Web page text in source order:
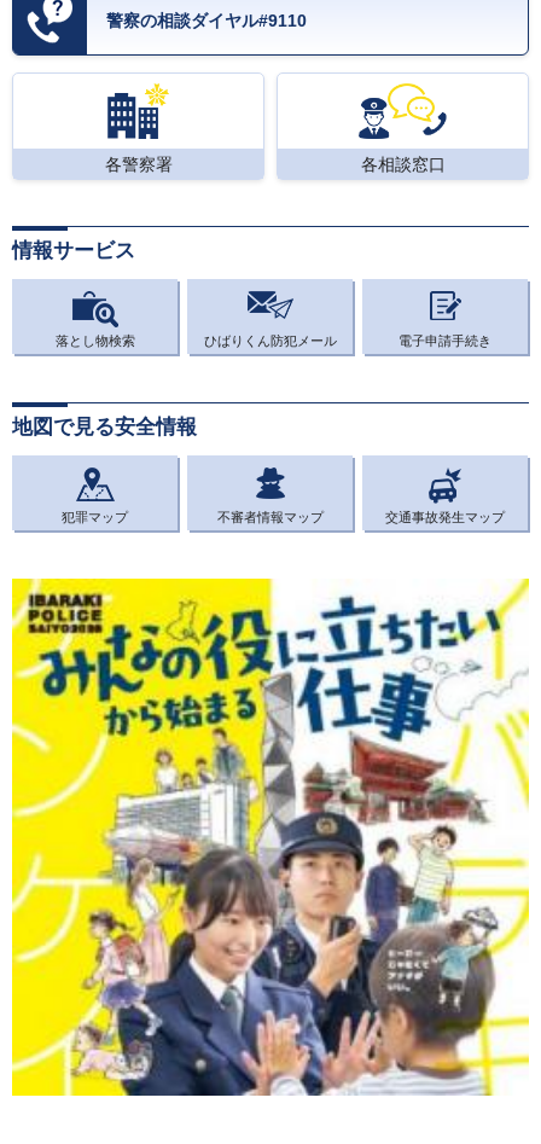
警察の相談ダイヤル#9110
各警察署 各相談窓口
情報サービス
落とし物検索 ひばりくん防犯メール 電子申請手続き
地図で見る安全情報
犯罪マップ 不審者情報マップ 交通事故発生マップ